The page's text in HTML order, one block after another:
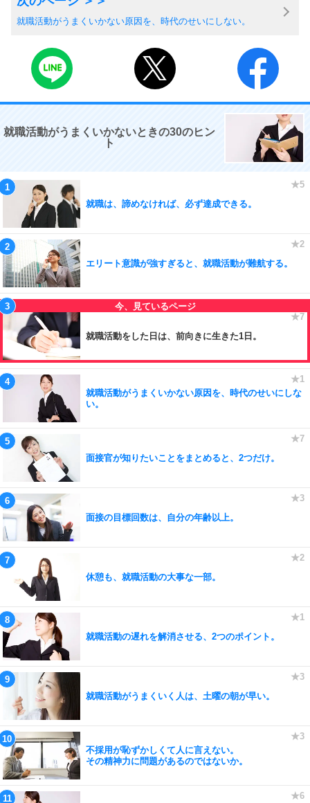
就職活動がうまくいかない原因を、時代のせいにしない。
就職活動がうまくいかないときの30のヒン
ト
就職は、諦めなければ、必ず達成できる。
エリート意識が強すぎると、就職活動が難航する。
就職活動をした日は、前向きに生きた1日。
就職活動がうまくいかない原因を、時代のせいにしな
い。
面接官が知りたいことをまとめると、2つだけ。
面接の目標回数は、自分の年齢以上。
休憩も、就職活動の大事な一部。
就職活動の遅れを解消させる、2つのポイント。
就職活動がうまくいく人は、土曜の朝が早い。
不採用が恥ずかしくて人に言えない。
その精神力に問題があるのではないか。